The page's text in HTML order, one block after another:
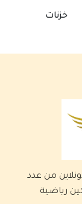
خزنات
من عدد
رياضية